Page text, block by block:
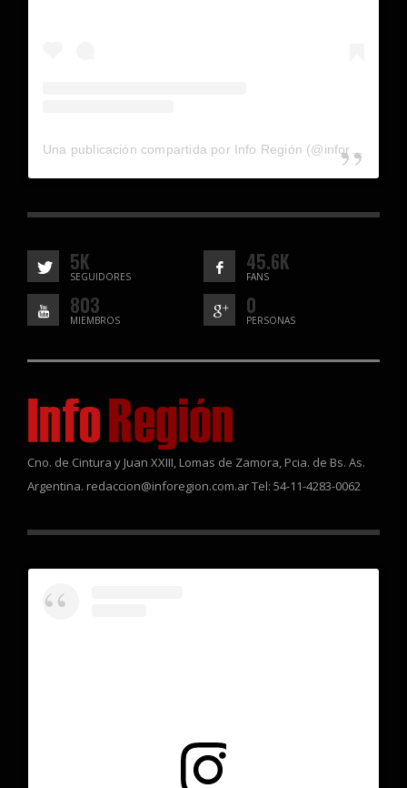
Una publicación compartida por Info Región (@inforegion_redes)
5K
SEGUIDORES
45.6K
FANS
803
MIEMBROS
0
PERSONAS
Cno. de Cintura y Juan XXIII, Lomas de Zamora, Pcia. de Bs. As.
Argentina. redaccion@inforegion.com.ar Tel: 54-11-4283-0062